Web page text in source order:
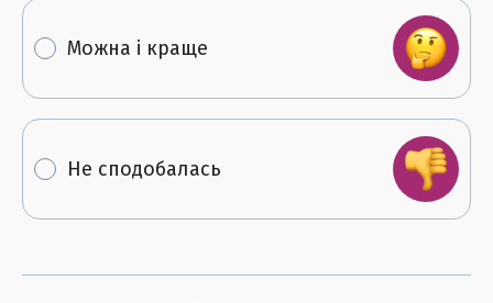
Можна і краще
Не сподобалась